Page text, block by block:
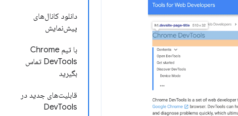
دانلود کانال‌های
پیش‌نمایش
با تیم Chrome
DevTools تماس
بگیرید
قابلیت‌های جدید در
DevTools